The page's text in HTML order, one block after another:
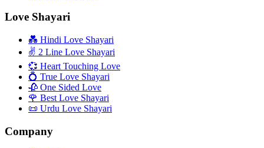
Love Shayari
💑 Hindi Love Shayari
✌️ 2 Line Love Shayari
💞 Heart Touching Love
💍 True Love Shayari
🥀 One Sided Love
🌹 Best Love Shayari
📜 Urdu Love Shayari
Company